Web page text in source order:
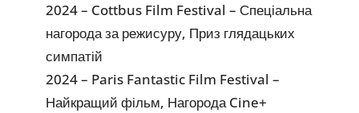
2024 – Cottbus Film Festival – Спеціальна
нагорода за режисуру, Приз глядацьких
симпатій
2024 – Paris Fantastic Film Festival –
Найкращий фільм, Нагорода Cine+